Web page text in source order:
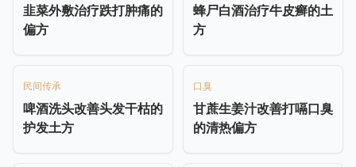
韭菜外敷治疗跌打肿痛的
偏方
蜂尸白酒治疗牛皮癣的土
方
民间传承
啤酒洗头改善头发干枯的
护发土方
口臭
甘蔗生姜汁改善打嗝口臭
的清热偏方